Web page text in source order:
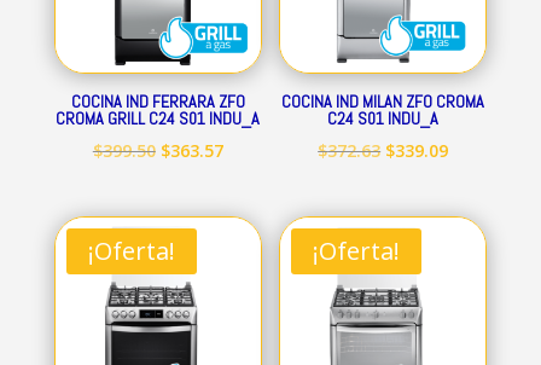
COCINA IND FERRARA ZFO
CROMA GRILL C24 S01 INDU_A
$399.50 El
original
era:
$399.50.
$363.57El
actual
COCINA IND MILAN ZFO CROMA
C24 S01 INDU_A
$372.63 El
original
era:
$372.63.
$339.09El
actual
¡Oferta! ¡Oferta!